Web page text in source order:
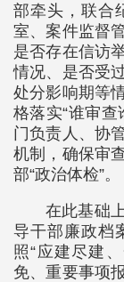
部牵头，联合
室、案件监督
是否存在信访
情况、是否受
处分影响期等
格落实“谁审
门负责人、协
机制，确保审
部“政治体检”。
在此基础
导干部廉政档
照“应建尽建
免、重要事项